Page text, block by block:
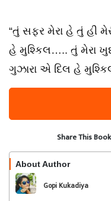
“તું સફર મેરા હે તું હી
હે મુશ્કિલ….. તું મેરા
ગુઝારા એ દિલ હે
Share This
About Author
Gopi Kukadiya